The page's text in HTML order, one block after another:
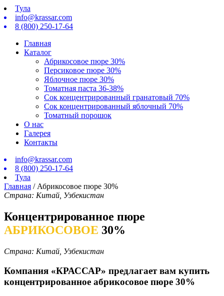
Тула
info@krassar.com
8 (800) 250-17-64
Главная
Каталог
Абрикосовое пюре 30%
Персиковое пюрe 30%
Яблочное пюре 30%
Томатная паста 36-38%
Сок концентрированный гранатовый 70%
Сок концентрированный яблочный 70%
Томатный порошок
О нас
Галерея
Контакты
info@krassar.com
8 (800) 250-17-64
Тула
Главная / Абрикосовое пюре 30%
Страна: Китай, Узбекистан
Концентрированное пюре
АБРИКОСОВОЕ 30%
Страна: Китай, Узбекистан
Компания «КРАССАР» предлагает вам купить
концентрированное абрикосовое пюре 30%